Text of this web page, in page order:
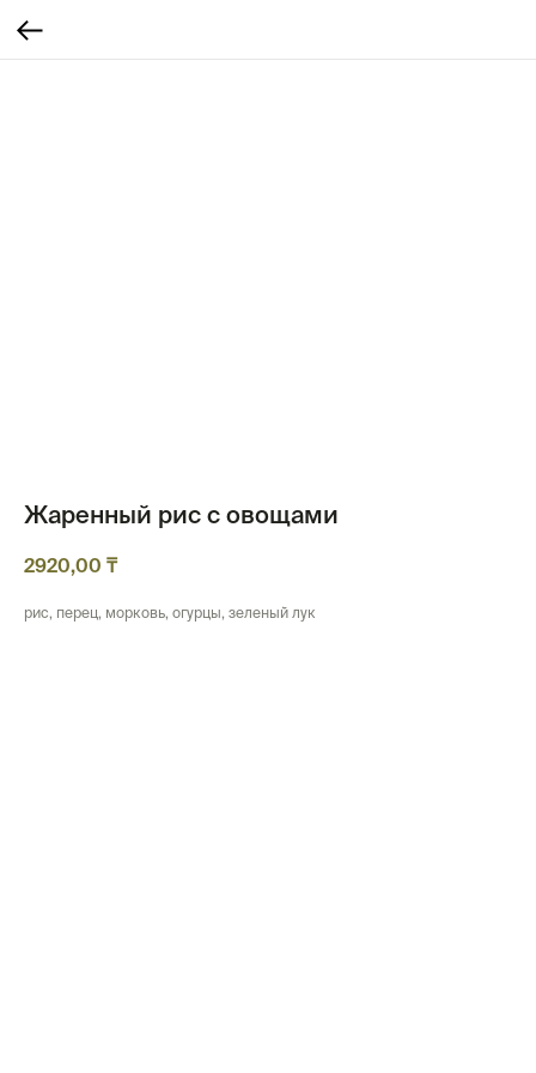
Жаренный рис с овощами
2920,00 ₸
рис, перец, морковь, огурцы, зеленый лук